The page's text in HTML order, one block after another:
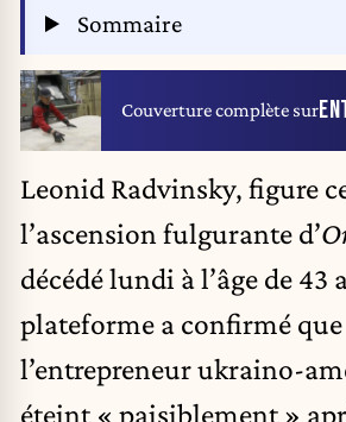
Sommaire
Couverture complète sur
Leonid Radvinsky, figure
l’ascension fulgurante d’
décédé lundi à l’âge de 43
plateforme a confirmé que
l’entrepreneur ukraino-
éteint « paisiblement »